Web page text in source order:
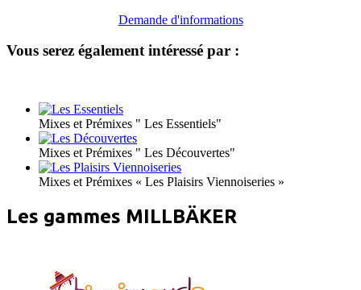
Demande d'informations
Vous serez également intéressé par :
Mixes et Prémixes " Les Essentiels"
Mixes et Prémixes " Les Découvertes"
Mixes et Prémixes « Les Plaisirs Viennoiseries »
Les gammes MILLBÄKER